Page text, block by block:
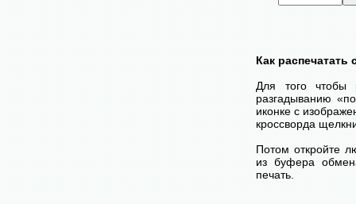
Как
Для того чтобы
разгадыванию
иконке с
кроссворда
Потом откройте
из буфера
печать.